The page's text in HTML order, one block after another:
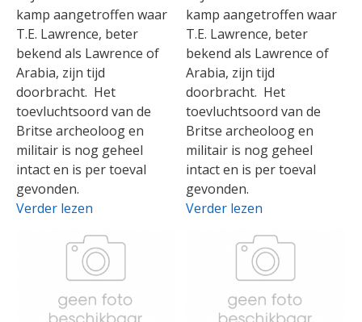
kamp aangetroffen waar
T.E. Lawrence, beter
bekend als Lawrence of
Arabia, zijn tijd
doorbracht. Het
toevluchtsoord van de
Britse archeoloog en
militair is nog geheel
intact en is per toeval
gevonden.
Verder lezen
kamp aangetroffen waar
T.E. Lawrence, beter
bekend als Lawrence of
Arabia, zijn tijd
doorbracht. Het
toevluchtsoord van de
Britse archeoloog en
militair is nog geheel
intact en is per toeval
gevonden.
Verder lezen